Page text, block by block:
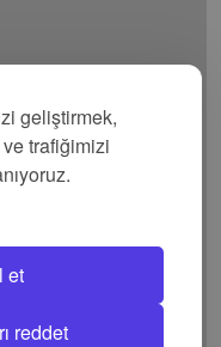
geliştirmek,
trafiğimizi
et
reddet